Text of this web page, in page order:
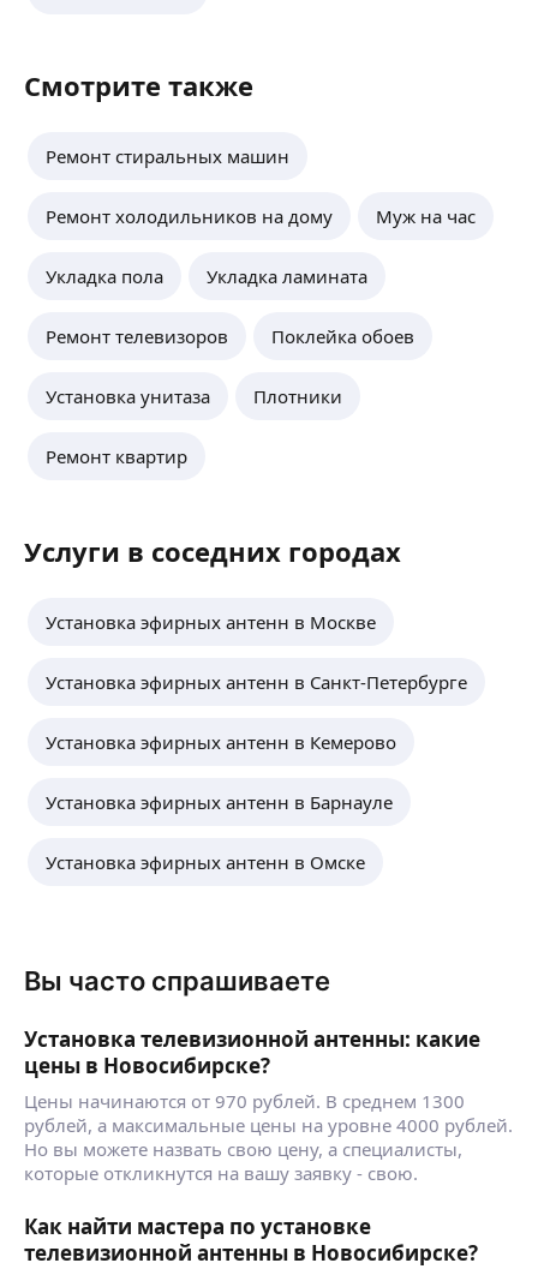
Смотрите также
Ремонт стиральных машин
Ремонт холодильников на дому Муж на час
Укладка пола Укладка ламината
Ремонт телевизоров Поклейка обоев
Установка унитаза Плотники
Ремонт квартир
Услуги в соседних городах
Установка эфирных антенн в Москве
Установка эфирных антенн в Санкт-Петербурге
Установка эфирных антенн в Кемерово
Установка эфирных антенн в Барнауле
Установка эфирных антенн в Омске
Вы часто спрашиваете
Установка телевизионной антенны: какие
цены в Новосибирске?
Цены начинаются от 970 рублей. В среднем 1300
рублей, а максимальные цены на уровне 4000 рублей.
Но вы можете назвать свою цену, а специалисты,
которые откликнутся на вашу заявку - свою.
Как найти мастера по установке
телевизионной антенны в Новосибирске?